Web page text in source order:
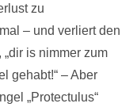
zu
– und verliert den
is nimmer zum
gehabt!“ – Aber
„Protectulus“